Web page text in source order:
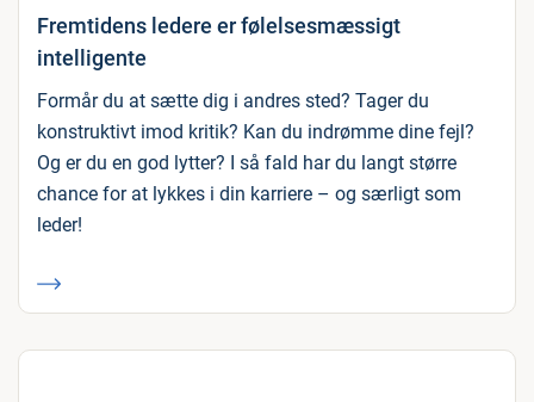
Fremtidens ledere er følelsesmæssigt
intelligente
Formår du at sætte dig i andres sted? Tager du
konstruktivt imod kritik? Kan du indrømme dine fejl?
Og er du en god lytter? I så fald har du langt større
chance for at lykkes i din karriere – og særligt som
leder!